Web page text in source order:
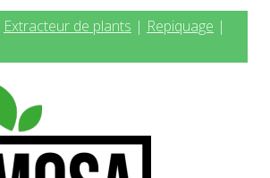
Extracteur de plants | Repiquage |